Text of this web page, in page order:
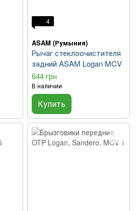
4
ASAM (Румыния)
Рычаг стеклоочистителя
задний ASAM Logan MCV
644 грн
В наличии
Купить